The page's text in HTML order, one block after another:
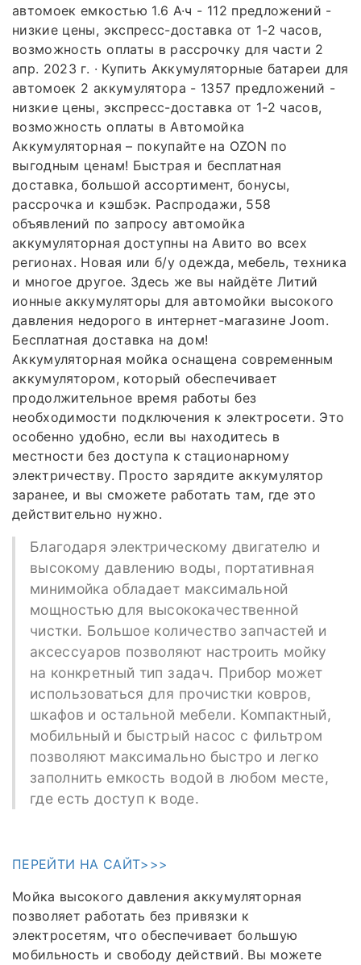
автомоек емкостью 1.6 А·ч - 112 предложений -
низкие цены, экспресс-доставка от 1-2 часов,
возможность оплаты в рассрочку для части 2
апр. 2023 г. · Купить Аккумуляторные батареи для
автомоек 2 аккумулятора - 1357 предложений -
низкие цены, экспресс-доставка от 1-2 часов,
возможность оплаты в Автомойка
Аккумуляторная – покупайте на OZON по
выгодным ценам! Быстрая и бесплатная
доставка, большой ассортимент, бонусы,
рассрочка и кэшбэк. Распродажи, 558
объявлений по запросу автомойка
аккумуляторная доступны на Авито во всех
регионах. Новая или б/у одежда, мебель, техника
и многое другое. Здесь же вы найдёте Литий
ионные аккумуляторы для автомойки высокого
давления недорого в интернет-магазине Joom.
Бесплатная доставка на дом!
Аккумуляторная мойка оснащена современным
аккумулятором, который обеспечивает
продолжительное время работы без
необходимости подключения к электросети. Это
особенно удобно, если вы находитесь в
местности без доступа к стационарному
электричеству. Просто зарядите аккумулятор
заранее, и вы сможете работать там, где это
действительно нужно.
Благодаря электрическому двигателю и
высокому давлению воды, портативная
минимойка обладает максимальной
мощностью для высококачественной
чистки. Большое количество запчастей и
аксессуаров позволяют настроить мойку
на конкретный тип задач. Прибор может
использоваться для прочистки ковров,
шкафов и остальной мебели. Компактный,
мобильный и быстрый насос с фильтром
позволяют максимально быстро и легко
заполнить емкость водой в любом месте,
где есть доступ к воде.
ПЕРЕЙТИ НА САЙТ>>>
Мойка высокого давления аккумуляторная
позволяет работать без привязки к
электросетям, что обеспечивает большую
мобильность и свободу действий. Вы можете